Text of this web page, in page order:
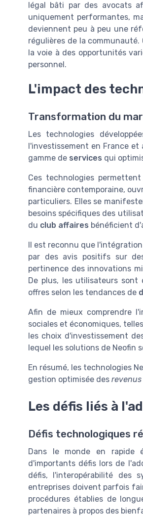
légal bâti par des avocats
uniquement performantes,
deviennent peu à peu une
régulières de la
la voie à des opportunités
personnel.
L'impact des
Transformation du
Les technologies
l'investissement en France
gamme de services qui
Ces technologies
financière contemporaine,
particuliers. Elles se
besoins spécifiques des
du club affaires bénéficient
Il est reconnu que
par des avis positifs sur
pertinence des innovations
De plus, les utilisateurs sont
offres selon les tendances de
Afin de mieux comprendre
sociales et économiques,
les choix d'investissement
lequel les solutions de Neofin
En résumé, les technologies
gestion optimisée des revenus
Les défis liés à
Défis technologiques
Dans le monde en rapide
d'importants défis lors de
défis, l'interopérabilité des
entreprises doivent parfois
procédures établies de
partenaires à propos des